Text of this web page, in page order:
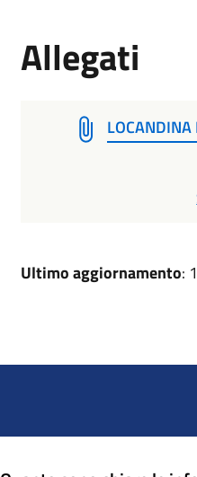
Allegati
LOCANDINA
Ultimo aggiornamento: